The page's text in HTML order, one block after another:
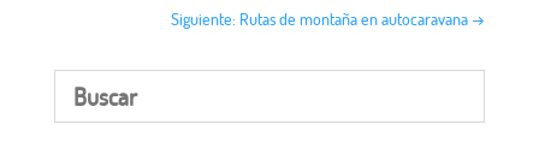
Siguiente: Rutas de montaña en autocaravana →